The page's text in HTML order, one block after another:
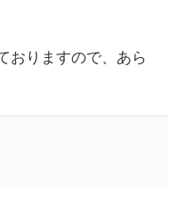
おりますので、あら